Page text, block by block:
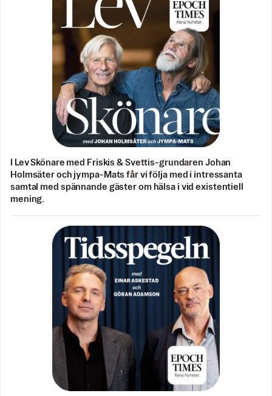
I Lev Skönare med Friskis & Svettis-grundaren Johan
Holmsäter och jympa-Mats får vi följa med i intressanta
samtal med spännande gäster om hälsa i vid existentiell
mening.